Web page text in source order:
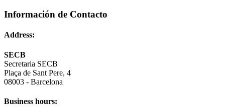
Información de Contacto
Address:
SECB
Secretaria SECB
Plaça de Sant Pere, 4
08003 - Barcelona
Business hours: